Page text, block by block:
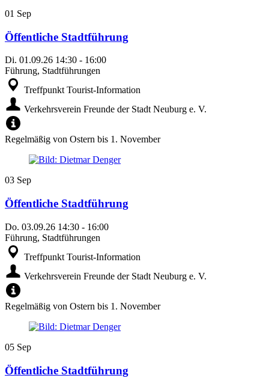
01 Sep
Öffentliche Stadtführung
Di. 01.09.26 14:30 - 16:00
Führung, Stadtführungen
Treffpunkt Tourist-Information
Verkehrsverein Freunde der Stadt Neuburg e. V.
Regelmäßig von Ostern bis 1. November
03 Sep
Öffentliche Stadtführung
Do. 03.09.26 14:30 - 16:00
Führung, Stadtführungen
Treffpunkt Tourist-Information
Verkehrsverein Freunde der Stadt Neuburg e. V.
Regelmäßig von Ostern bis 1. November
05 Sep
Öffentliche Stadtführung